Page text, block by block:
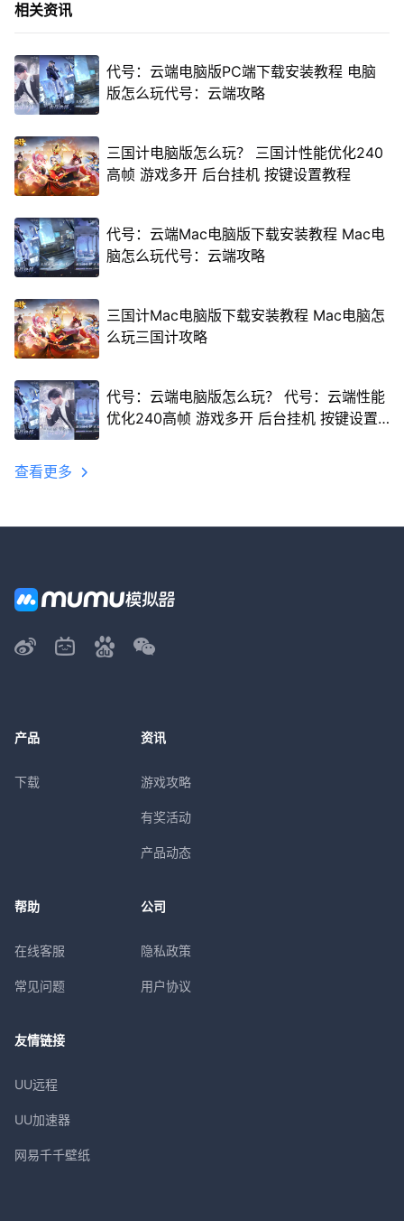
相关资讯
代号：云端电脑版PC端下载安装教程 电脑
版怎么玩代号：云端攻略
三国计电脑版怎么玩？ 三国计性能优化240
高帧 游戏多开 后台挂机 按键设置教程
代号：云端Mac电脑版下载安装教程 Mac电
脑怎么玩代号：云端攻略
三国计Mac电脑版下载安装教程 Mac电脑怎
么玩三国计攻略
代号：云端电脑版怎么玩？ 代号：云端性能
优化240高帧 游戏多开 后台挂机 按键设置
查看更多
产品
下载
资讯
游戏攻略
有奖活动
产品动态
帮助
在线客服
常见问题
公司
隐私政策
用户协议
友情链接
UU远程
UU加速器
网易千千壁纸